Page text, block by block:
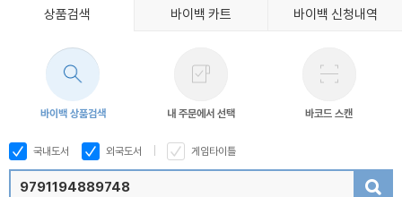
상품검색 바이백 카트 바이백 신청내역
바이백 상품검색 내 주문에서 선택 바코드 스캔
국내도서 외국도서 게임타이틀